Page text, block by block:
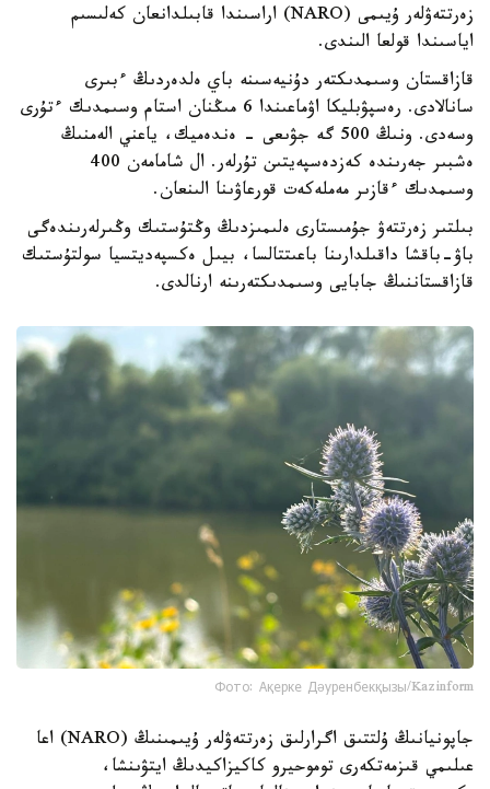
زەرتتەۋلەر ۇيىمى (NARO) اراسىندا قابىلدانعان كەلىسىم
اياسىندا قولعا الىندى.
قازاقستان وسىمدىكتەر دۇنيەسىنە باي ەلدەردىڭ ءبىرى
سانالادى. رەسپۋبليكا اۋماعىندا 6 مىڭنان استام وسىمدىك ءتۇرى
وسەدى. ونىڭ 500 گە جۋىعى - ەندەميك، ياعني الەمنىڭ
ەشبىر جەرىندە كەزدەسپەيتىن تۇرلەر. ال شامامەن 400
وسىمدىك ءقازىر مەملەكەت قورعاۋىنا الىنعان.
بىلتىر زەرتتەۋ جۇمىستارى ەلىمىزدىڭ وڭتۇستىك وڭىرلەرىندەگى
باۋ-باقشا داقىلدارىنا باعىتتالسا، بيىل ەكسپەديتسيا سولتۇستىك
قازاقستاننىڭ جابايى وسىمدىكتەرىنە ارنالدى.
Фото: Ақерке Дәуренбекқызы/Kazinform
جاپونيانىڭ ۇلتتىق اگرارلىق زەرتتەۋلەر ۇيىمىنىڭ (NARO) اعا
عىلىمي قىزمەتكەرى توموحيرو كاكيزاكيدىڭ ايتۋىنشا،